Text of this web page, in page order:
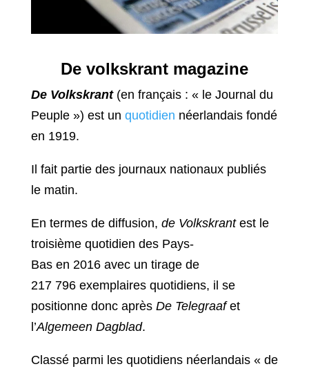
De volkskrant magazine
De Volkskrant(en français : « le Journal du
Peuple ») est un quotidien néerlandais fondé
en 1919.
Il fait partie des journaux nationaux publiés
le matin.
En termes de diffusion, de Volkskrantest le
troisième quotidien des Pays-
Bas en 2016 avec un tirage de
217 796 exemplaires quotidiens, il se
positionne donc après De Telegraafet
l’Algemeen Dagblad.
Classé parmi les quotidiens néerlandais « de